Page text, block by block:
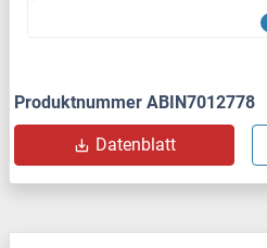
Produktnummer ABIN7012778
Datenblatt